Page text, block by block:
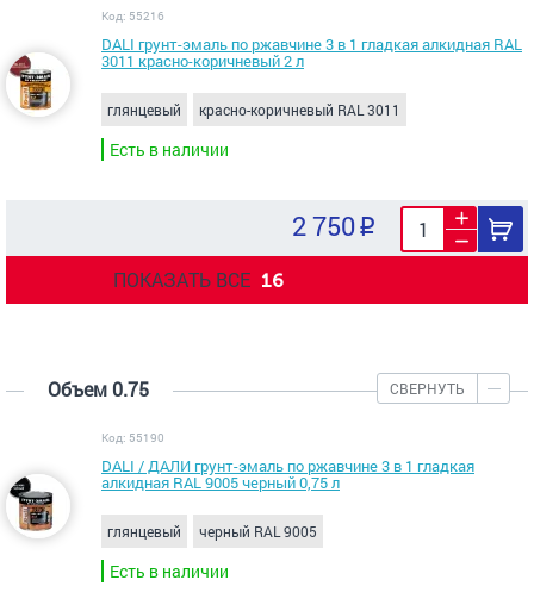
Код: 55216
DALI грунт-эмаль по ржавчине 3 в 1 гладкая алкидная RAL
3011 красно-коричневый 2 л
глянцевый красно-коричневый RAL 3011
Есть в наличии
2 750
ПОКАЗАТЬ ВСЕ 16
Объем 0.75 СВЕРНУТЬ
Код: 55190
DALI / ДАЛИ грунт-эмаль по ржавчине 3 в 1 гладкая
алкидная RAL 9005 черный 0,75 л
глянцевый черный RAL 9005
Есть в наличии